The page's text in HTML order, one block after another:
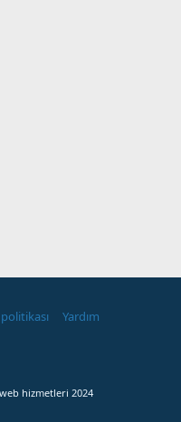
Yardım
hizmetleri 2024